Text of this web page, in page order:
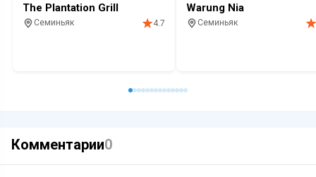
The Plantation Grill
Семиньяк
4.7
Warung Nia
Семиньяк
Комментарии0